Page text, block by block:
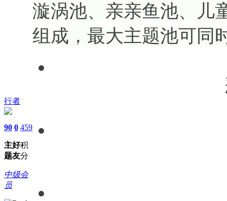
行者
90
主
题
0
好
友
459
积
分
中级会
员
漩涡池、亲亲鱼池、儿
组成，最大主题池可同